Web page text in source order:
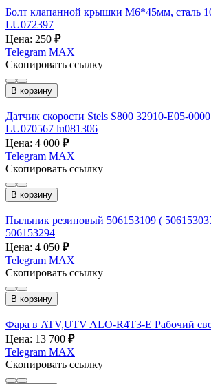
Болт клапанной крышки М6*45мм, сталь
LU072397
Цена: 250 ₽
Telegram MAX
Скопировать ссылку
В корзину
Датчик скорости Stels S800 32910-E05-
LU070567 lu081306
Цена: 4 000 ₽
Telegram MAX
Скопировать ссылку
В корзину
Пыльник резиновый 506153109 (
506153294
Цена: 4 050 ₽
Telegram MAX
Скопировать ссылку
В корзину
Фара в ATV,UTV ALO-R4T3-E Рабочий
Цена: 13 700 ₽
Telegram MAX
Скопировать ссылку